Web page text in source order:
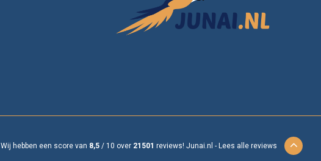
Wij hebben een score van 8,5 / 10 over 21501 reviews! Junai.nl - Lees alle reviews